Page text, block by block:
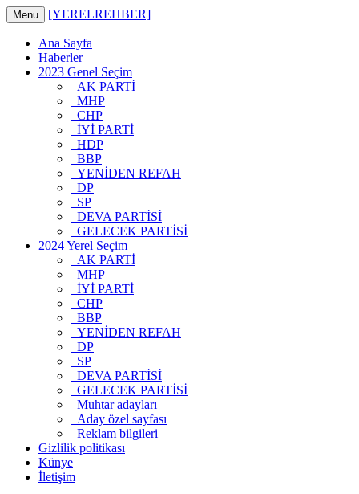
Menu [YERELREHBER]
Ana Sayfa
Haberler
2023 Genel Seçim
AK PARTİ
MHP
CHP
İYİ PARTİ
HDP
BBP
YENİDEN REFAH
DP
SP
DEVA PARTİSİ
GELECEK PARTİSİ
2024 Yerel Seçim
AK PARTİ
MHP
İYİ PARTİ
CHP
BBP
YENİDEN REFAH
DP
SP
DEVA PARTİSİ
GELECEK PARTİSİ
Muhtar adayları
Aday özel sayfası
Reklam bilgileri
Gizlilik politikası
Künye
İletişim